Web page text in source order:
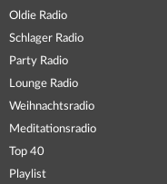
Oldie Radio
Schlager Radio
Party Radio
Lounge Radio
Weihnachtsradio
Meditationsradio
Top 40
Playlist